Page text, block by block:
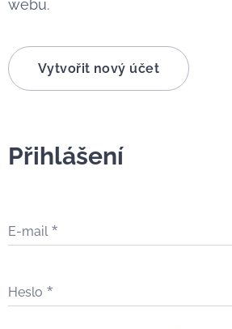
webu.
Vytvořit nový účet
Přihlášení
E-mail
Heslo